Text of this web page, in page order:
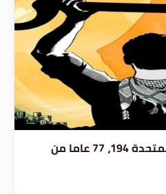
77 عاماً على قرار الأمم المتحدة 194، 77 عاما من